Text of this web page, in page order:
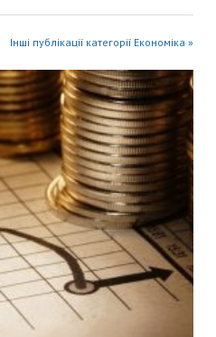
Інші публікації категорії Економіка »